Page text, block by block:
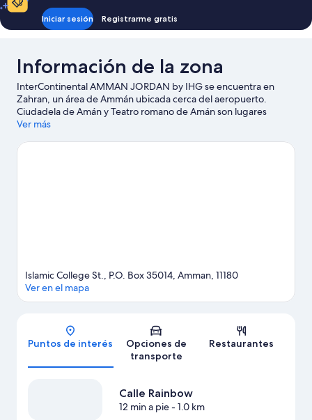
Iniciar sesión Registrarme gratis
Información de la zona
InterContinental AMMAN JORDAN by IHG se encuentra en
Zahran, un área de Ammán ubicada cerca del aeropuerto.
Ciudadela de Amán y Teatro romano de Amán son lugares
emblemáticos, y los turistas que quieran ir de compras pueden
te pierdas Calle del Arcoíris. Encontrarás muchas opciones para
Ver más
Mapa
Islamic College St., P.O. Box 35014, Amman, 11180
Ver en el mapa
Puntos de interés
Opciones de
transporte
Restaurantes
Calle Rainbow
12 min a pie- 1.0 km